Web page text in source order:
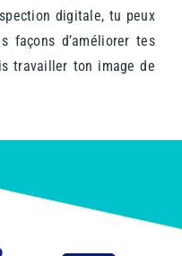
digitale, tu peux
façons d’améliorer tes
travailler ton image de